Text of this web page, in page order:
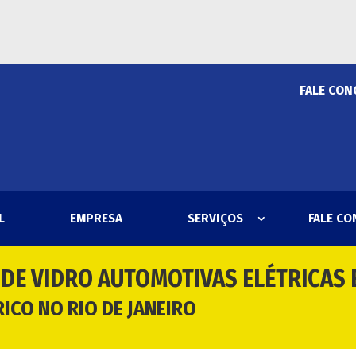
FALE
EMPRESA SERVIÇOS FALE
VIDRO AUTOMOTIVAS ELÉTRICAS
NO RIO DE JANEIRO